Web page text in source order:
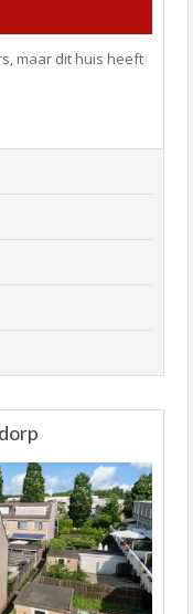
maar dit huis heeft